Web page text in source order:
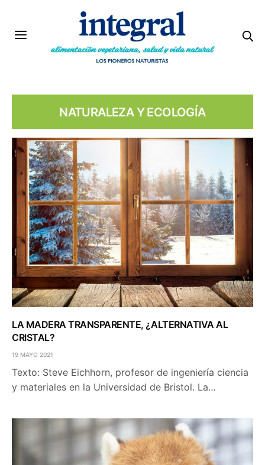
NATURALEZA Y ECOLOGÍA
LA MADERA TRANSPARENTE, ¿ALTERNATIVA AL
CRISTAL?
19 MAYO 2021
Texto: Steve Eichhorn, profesor de ingeniería ciencia
y materiales en la Universidad de Bristol. La…